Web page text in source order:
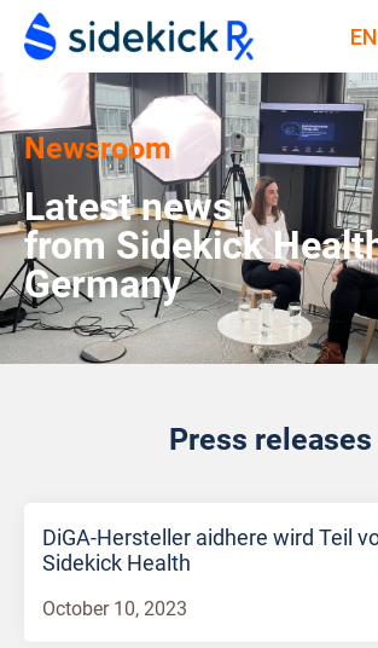
EN
Newsroom
Latest news
from Sidekick
Germany
Press releases
DiGA-Hersteller aidhere wird Teil
Sidekick Health
October 10, 2023